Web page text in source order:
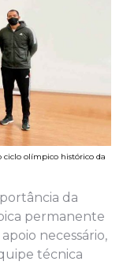
ciclo olímpico histórico da
da
permanente
necessário,
técnica